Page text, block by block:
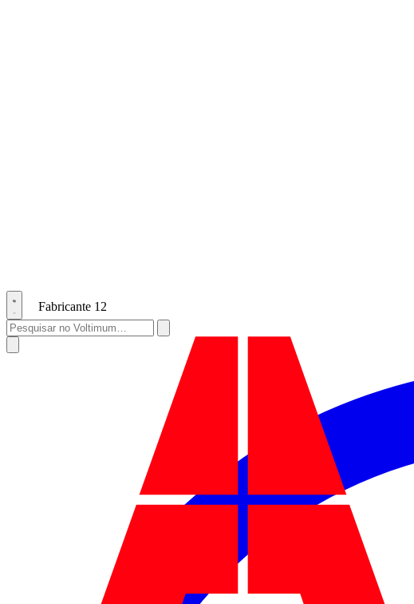
Fabricante 12